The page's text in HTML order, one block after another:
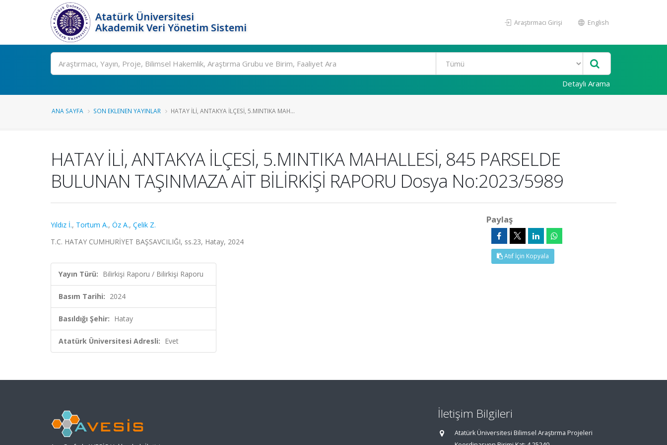
Atatürk Üniversitesi
Akademik Veri Yönetim Sistemi
Araştırmacı Girişi English
Ara
Detaylı Arama
ANA SAYFA SON EKLENEN YAYINLAR HATAY İLİ, ANTAKYA İLÇESİ, 5.MINTIKA MAH...
HATAY İLİ, ANTAKYA İLÇESİ, 5.MINTIKA MAHALLESİ, 845 PARSELDE
BULUNAN TAŞINMAZA AİT BİLİRKİŞİ RAPORU Dosya No:2023/5989
Yıldız İ., Tortum A., Öz A., Çelik Z.
T.C. HATAY CUMHURİYET BAŞSAVCILIĞI, ss.23, Hatay, 2024
Yayın Türü: Bilirkişi Raporu / Bilirkişi Raporu
Basım Tarihi: 2024
Basıldığı Şehir: Hatay
Atatürk Üniversitesi Adresli: Evet
Paylaş
Atıf İçin Kopyala
İletişim Bilgileri
Atatürk Üniversitesi Bilimsel Araştırma Projeleri